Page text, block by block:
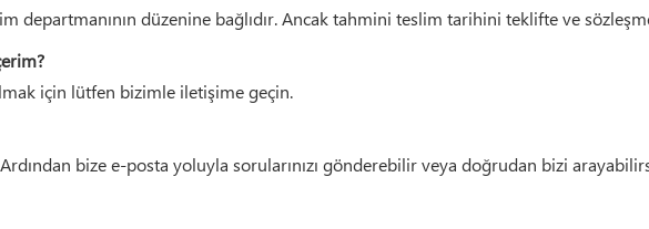
departmanının düzenine bağlıdır. Ancak tahmini teslim tarihini teklifte ve
için lütfen bizimle iletişime geçin.
bize e-posta yoluyla sorularınızı gönderebilir veya doğrudan bizi